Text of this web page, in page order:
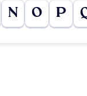
N O P